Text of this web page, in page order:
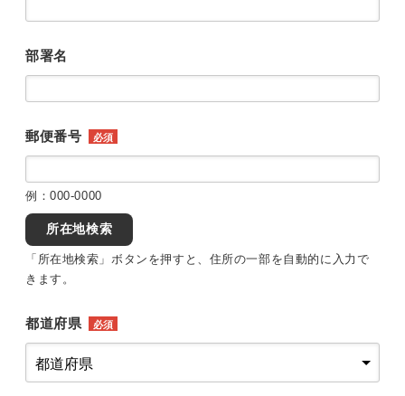
部署名
郵便番号 必須
例：000-0000
所在地検索
「所在地検索」ボタンを押すと、住所の一部を自動的に入力で
きます。
都道府県 必須